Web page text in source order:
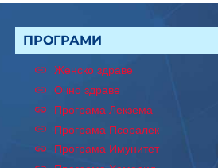
ПРОГРАМИ
Женско здраве
Очно здраве
Програма Лекзема
Програма Псоралек
Програма Имунитет